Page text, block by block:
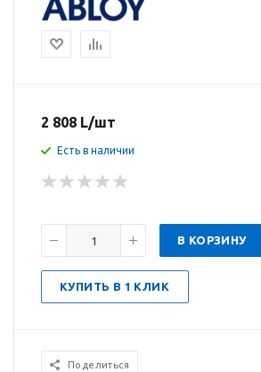
2 808 L/шт
Есть в наличии
В КОРЗИНУ
КУПИТЬ В 1 КЛИК
Поделиться